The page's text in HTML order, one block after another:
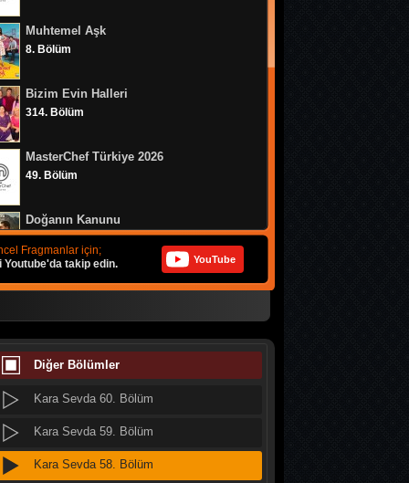
Muhtemel Aşk
8. Bölüm
Bizim Evin Halleri
314. Bölüm
MasterChef Türkiye 2026
49. Bölüm
Doğanın Kanunu
9. Bölüm
MasterChef Türkiye 2026
47. Bölüm
8. Bölüm
MasterChef Türkiye 2026
Fragmanlar için;
Youtube'da takip edin.
YouTube
Diğer Bölümler
Kara Sevda 71. Bölüm
Kara Sevda 67. Bölüm
Kara Sevda 65. Bölüm
Kara Sevda 64. Bölüm
Kara Sevda 61. Bölüm
Kara Sevda 60. Bölüm
Kara Sevda 59. Bölüm
Kara Sevda 58. Bölüm